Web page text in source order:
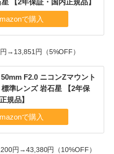
星 【2年保証・国内正規品】
→13,851円（5%OFF）
F2.0 ニコンZマウント
準レンズ 岩石星 【2年保
規品】
円→43,380円（10%OFF）